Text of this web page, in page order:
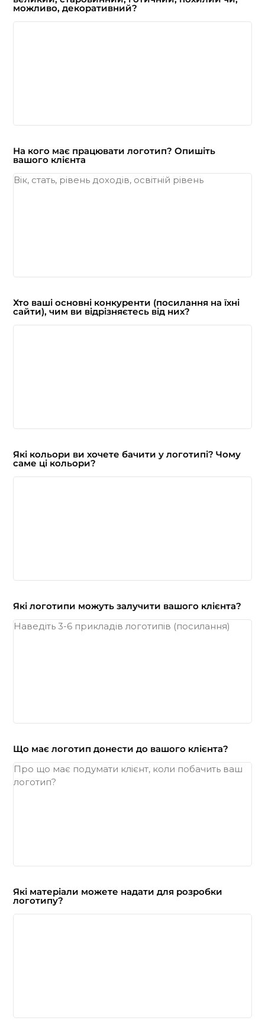
можливо, декоративний?
На кого має працювати логотип? Опишіть
вашого клієнта
Хто ваші основні конкуренти (посилання на їхні
сайти), чим ви відрізняєтесь від них?
Які кольори ви хочете бачити у логотипі? Чому
саме ці кольори?
Які логотипи можуть залучити вашого клієнта?
Що має логотип донести до вашого клієнта?
Які матеріали можете надати для розробки
логотипу?